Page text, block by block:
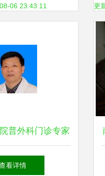
医院共创区域价
06 23:43:11 更
普外科门诊专家
实力解析
看详情